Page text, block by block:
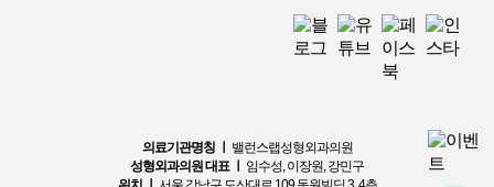
의료기관명칭 ㅣ
밸런스랩성형외과의원
성형외과의원 대표 ㅣ
임수성, 이장원, 강민구